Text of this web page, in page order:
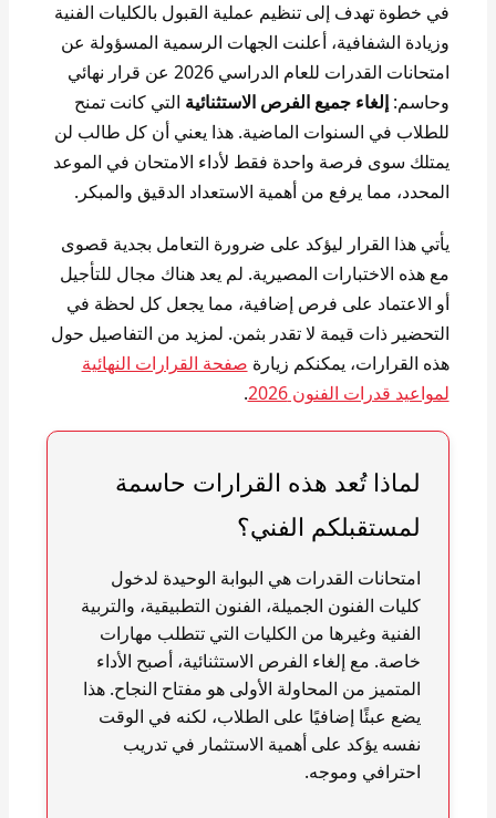
في خطوة تهدف إلى تنظيم عملية القبول بالكليات الفنية
وزيادة الشفافية، أعلنت الجهات الرسمية المسؤولة عن
امتحانات القدرات للعام الدراسي 2026 عن قرار نهائي
وحاسم:إلغاء جميع الفرص الاستثنائية التي كانت تمنح
للطلاب في السنوات الماضية. هذا يعني أن كل طالب لن
يمتلك سوى فرصة واحدة فقط لأداء الامتحان في الموعد
المحدد، مما يرفع من أهمية الاستعداد الدقيق والمبكر.
يأتي هذا القرار ليؤكد على ضرورة التعامل بجدية قصوى
مع هذه الاختبارات المصيرية. لم يعد هناك مجال للتأجيل
أو الاعتماد على فرص إضافية، مما يجعل كل لحظة في
التحضير ذات قيمة لا تقدر بثمن. لمزيد من التفاصيل حول
هذه القرارات، يمكنكم زيارة صفحة القرارات النهائية
لمواعيد قدرات الفنون 2026
.
لماذا تُعد هذه القرارات حاسمة
لمستقبلكم الفني؟
امتحانات القدرات هي البوابة الوحيدة لدخول
كليات الفنون الجميلة، الفنون التطبيقية، والتربية
الفنية وغيرها من الكليات التي تتطلب مهارات
خاصة. مع إلغاء الفرص الاستثنائية، أصبح الأداء
المتميز من المحاولة الأولى هو مفتاح النجاح. هذا
يضع عبئًا إضافيًا على الطلاب، لكنه في الوقت
نفسه يؤكد على أهمية الاستثمار في تدريب
احترافي وموجه.